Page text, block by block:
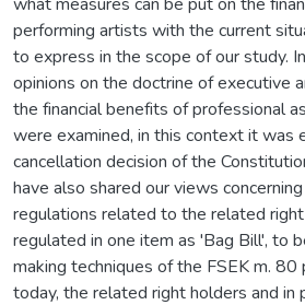
performing artists with the current
to express in the scope of our study.
opinions on the doctrine of executive
the financial benefits of professional
were examined, in this context it was
cancellation decision of the
have also shared our views
regulations related to the related
regulated in one item as 'Bag Bill', to
making techniques of the FSEK m. 80
today, the related right holders and in